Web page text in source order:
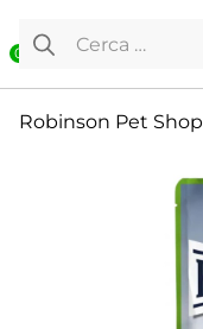
0
Ricerca per:
Robinson Pet Shop